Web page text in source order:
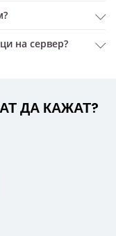
на сервер?
ДА КАЖАТ?